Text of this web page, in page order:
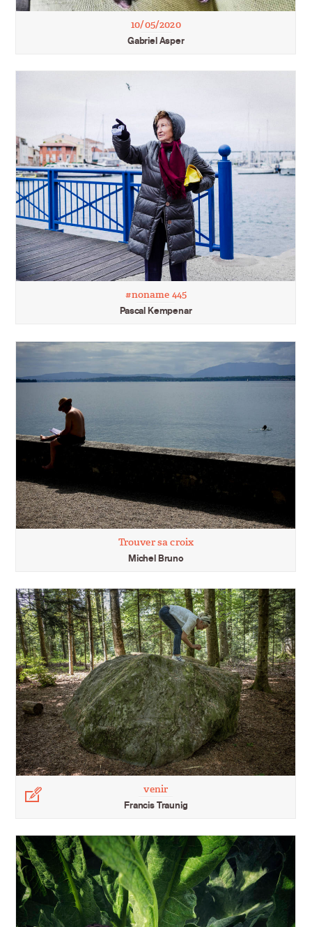
10/05/2020
Gabriel Asper
#noname 445
Pascal Kempenar
Trouver sa croix
Michel Bruno
venir
Francis Traunig